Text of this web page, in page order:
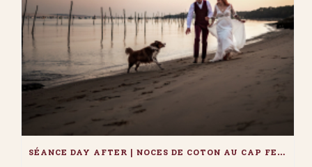
SÉANCE DAY AFTER | NOCES DE COTON AU CAP FERRET